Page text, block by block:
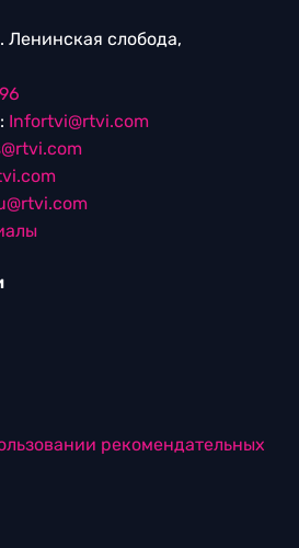
Ленинская слобода,
Infortvi@rtvi.com
рекомендательных